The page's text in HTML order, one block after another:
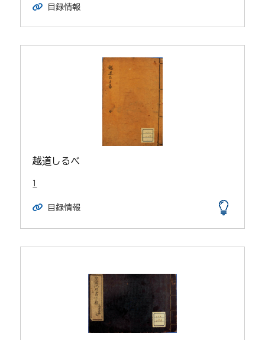
目録情報
越道しるべ
1
目録情報